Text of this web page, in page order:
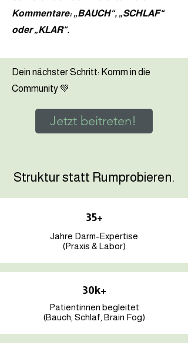
Kommentare: „BAUCH“, „SCHLAF“
oder „KLAR“.
Dein nächster Schritt: Komm in die
Community 💚
Jetzt beitreten!
Struktur statt Rumprobieren.
35+
Jahre Darm-Expertise
(Praxis & Labor)
30k+
Patientinnen begleitet
(Bauch, Schlaf, Brain Fog)